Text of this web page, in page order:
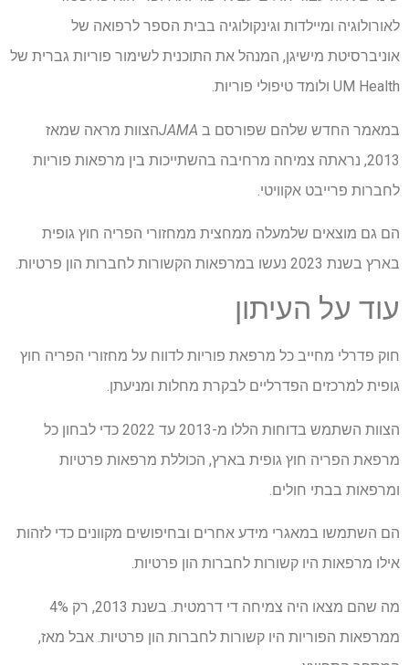
לאורולוגיה ומיילדות וגינקולוגיה בבית הספר לרפואה של
אוניברסיטת מישיגן, המנהל את התוכנית לשימור פוריות גברית של
UM Health ולומד טיפולי פוריות.
במאמר החדש שלהם שפורסם ב
הצוות מראה שמאז
2013, נראתה צמיחה מרחיבה בהשתייכות בין מרפאות פוריות
לחברות פרייבט אקוויטי.
הם גם מוצאים שלמעלה ממחצית ממחזורי הפריה חוץ גופית
בארץ בשנת 2023 נעשו במרפאות הקשורות לחברות הון פרטיות.
עוד על העיתון
חוק פדרלי מחייב כל מרפאת פוריות לדווח על מחזורי הפריה חוץ
גופית למרכזים הפדרליים לבקרת מחלות ומניעתן.
הצוות השתמש בדוחות הללו מ-2013 עד 2022 כדי לבחון כל
מרפאת הפריה חוץ גופית בארץ, הכוללת מרפאות פרטיות
ומרפאות בבתי חולים.
הם השתמשו במאגרי מידע אחרים ובחיפושים מקוונים כדי לזהות
אילו מרפאות היו קשורות לחברות הון פרטיות.
מה שהם מצאו היה צמיחה די דרמטית. בשנת 2013, רק 4%
ממרפאות הפוריות היו קשורות לחברות הון פרטיות. אבל מאז,